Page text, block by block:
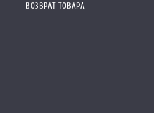
ВОЗВРАТ ТОВАРА